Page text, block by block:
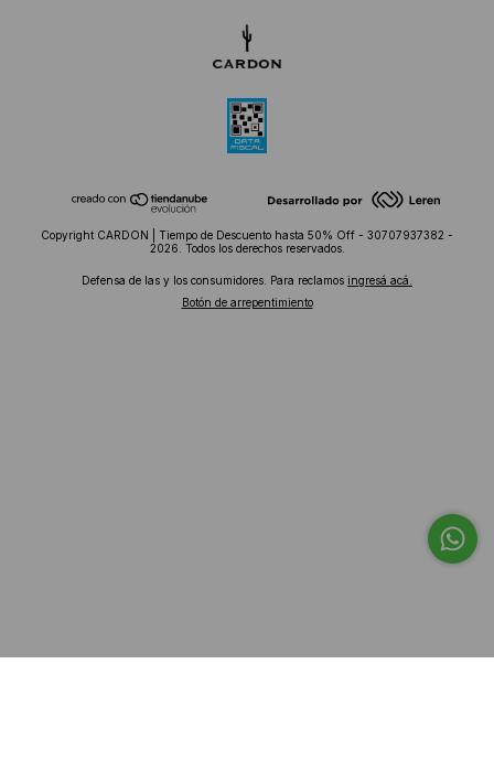
Copyright CARDON | Tiempo de Descuento hasta 50% Off - 30707937382 -
2026. Todos los derechos reservados.
Defensa de las y los consumidores. Para reclamos ingresá acá.
Botón de arrepentimiento